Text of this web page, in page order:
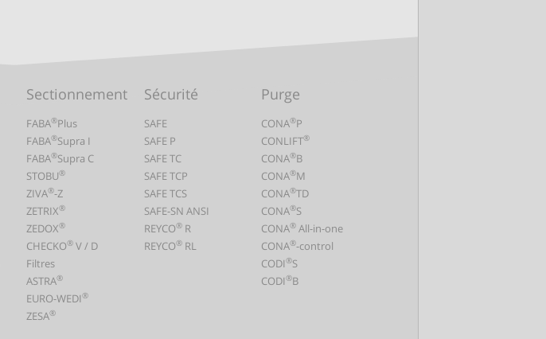
Sectionnement
FABA®Plus
FABA®Supra I
FABA®Supra C
STOBU®
ZIVA®-Z
ZETRIX®
ZEDOX®
CHECKO®V / D
Filtres
ASTRA®
EURO-WEDI®
ZESA®
Sécurité
SAFE
SAFE P
SAFE TC
SAFE TCP
SAFE TCS
SAFE-SN ANSI
REYCO®R
REYCO®RL
Purge
CONA®P
CONLIFT®
CONA®B
CONA®M
CONA®TD
CONA®S
CONA® All-in-one
CONA®-control
CODI®S
CODI®B